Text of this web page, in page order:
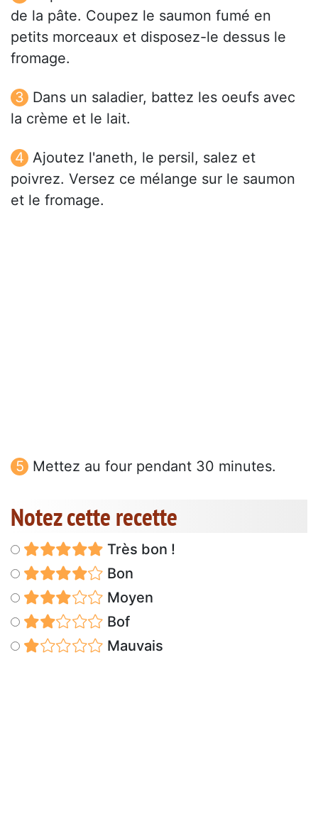
de la pâte. Coupez le saumon fumé en
petits morceaux et disposez-le dessus le
fromage.
Dans un saladier, battez les oeufs avec
la crème et le lait.
Ajoutez l'aneth, le persil, salez et
poivrez. Versez ce mélange sur le saumon
et le fromage.
Mettez au four pendant 30 minutes.
Notez cette recette
Très bon !
Bon
Moyen
Bof
Mauvais